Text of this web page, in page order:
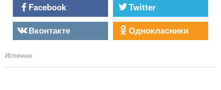
Facebook
Twitter
Вконтакте
Однокласники
Источник